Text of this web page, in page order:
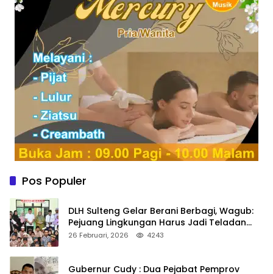
Pos Populer
DLH Sulteng Gelar Berani Berbagi, Wagub:
Pejuang Lingkungan Harus Jadi Teladan
Kepedulian
26 Februari, 2026 4243
Gubernur Cudy : Dua Pejabat Pemprov